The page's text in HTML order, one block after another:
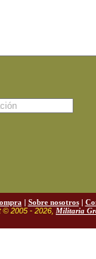
| Sobre nosotros|
© 2005 - 2026, Militaria